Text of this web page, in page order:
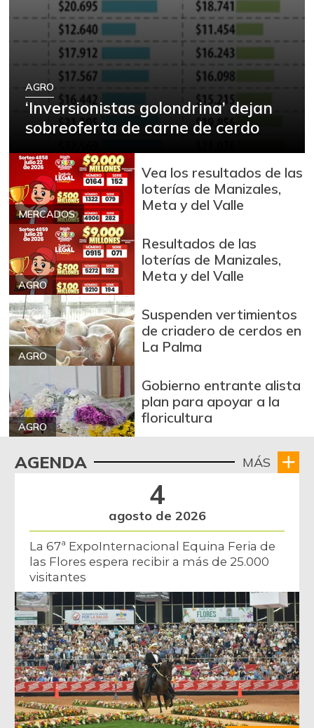
AGRO
‘Inversionistas golondrina’ dejan
sobreoferta de carne de cerdo
MERCADOS
Vea los resultados de las
loterías de Manizales,
Meta y del Valle
AGRO
Resultados de las
loterías de Manizales,
Meta y del Valle
AGRO
Suspenden vertimientos
de criadero de cerdos en
La Palma
AGRO
Gobierno entrante alista
plan para apoyar a la
floricultura
AGENDA MÁS
4
agosto de 2026
La 67ª ExpoInternacional Equina Feria de
las Flores espera recibir a más de 25.000
visitantes